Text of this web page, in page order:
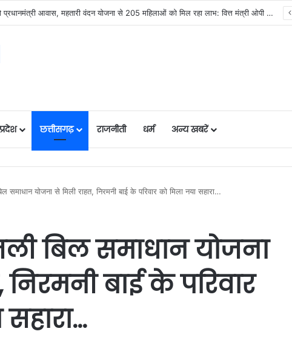
सर्विलांस सिस्टम -एआई तकनीक से वन और वन्यजीवों की 24X7 निगरानी….
छत्तीसगढ़ राजनीती धर्म अन्य खबरें
समाधान योजना से मिली राहत, निरमनी बाई के परिवार को मिला नया सहारा…
बिल समाधान योजना
बाई के परिवार